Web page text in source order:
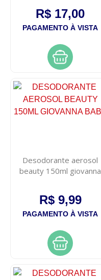
R$ 17,00
PAGAMENTO À VISTA
Desodorante aerosol
beauty 150ml giovanna
R$ 9,99
PAGAMENTO À VISTA